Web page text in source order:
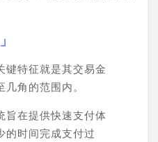
键特征就是其交易金
角的范围内。
旨在提供快速支付体
的时间完成支付过